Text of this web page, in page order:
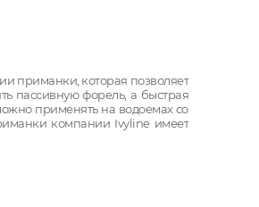
приманки, которая позволяет
пассивную форель, а быстрая
применять на водоемах со
компании Ivyline имеет